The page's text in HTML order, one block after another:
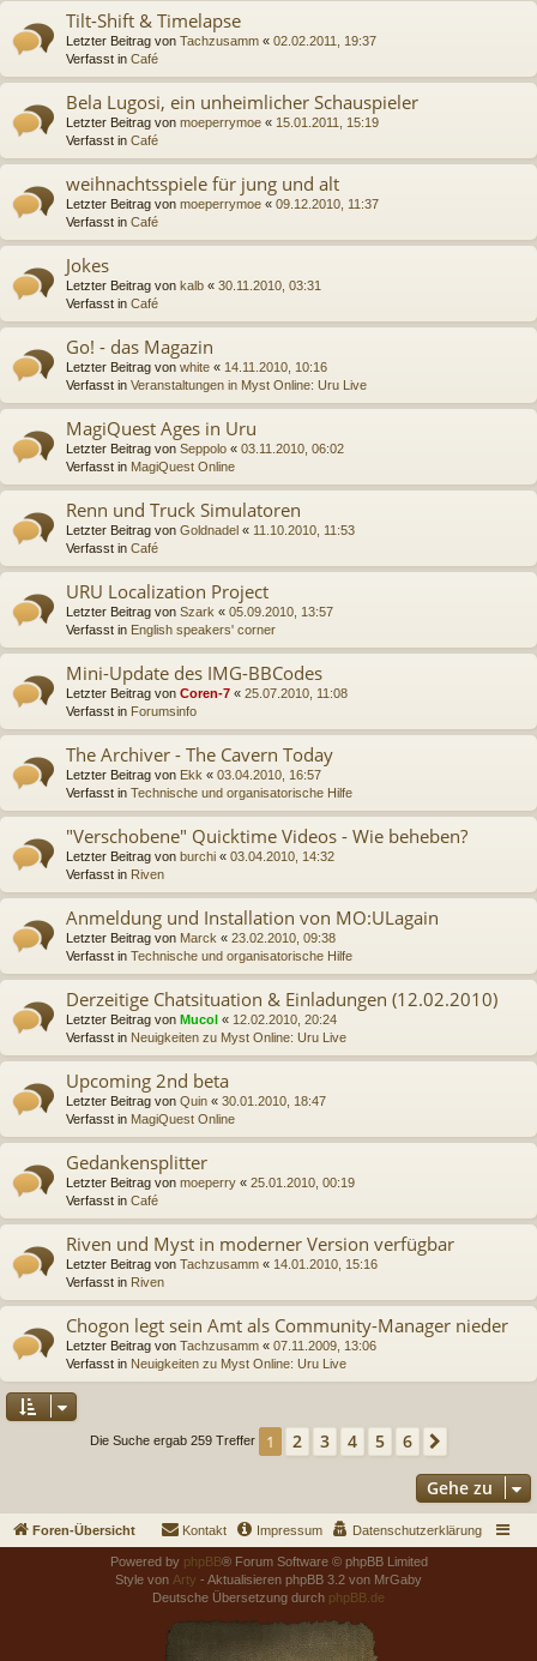
Tilt-Shift & Timelapse
Letzter Beitrag von Tachzusamm « 02.02.2011, 19:37
Verfasst in Café
Bela Lugosi, ein unheimlicher Schauspieler
Letzter Beitrag von moeperrymoe « 15.01.2011, 15:19
Verfasst in Café
weihnachtsspiele für jung und alt
Letzter Beitrag von moeperrymoe « 09.12.2010, 11:37
Verfasst in Café
Jokes
Letzter Beitrag von kalb « 30.11.2010, 03:31
Verfasst in Café
Go! - das Magazin
Letzter Beitrag von white « 14.11.2010, 10:16
Verfasst in Veranstaltungen in Myst Online: Uru Live
MagiQuest Ages in Uru
Letzter Beitrag von Seppolo « 03.11.2010, 06:02
Verfasst in MagiQuest Online
Renn und Truck Simulatoren
Letzter Beitrag von Goldnadel « 11.10.2010, 11:53
Verfasst in Café
URU Localization Project
Letzter Beitrag von Szark « 05.09.2010, 13:57
Verfasst in English speakers' corner
Mini-Update des IMG-BBCodes
Letzter Beitrag von Coren-7 « 25.07.2010, 11:08
Verfasst in Forumsinfo
The Archiver - The Cavern Today
Letzter Beitrag von Ekk « 03.04.2010, 16:57
Verfasst in Technische und organisatorische Hilfe
"Verschobene" Quicktime Videos - Wie beheben?
Letzter Beitrag von burchi « 03.04.2010, 14:32
Verfasst in Riven
Anmeldung und Installation von MO:ULagain
Letzter Beitrag von Marck « 23.02.2010, 09:38
Verfasst in Technische und organisatorische Hilfe
Derzeitige Chatsituation & Einladungen (12.02.2010)
Letzter Beitrag von Mucol « 12.02.2010, 20:24
Verfasst in Neuigkeiten zu Myst Online: Uru Live
Upcoming 2nd beta
Letzter Beitrag von Quin « 30.01.2010, 18:47
Verfasst in MagiQuest Online
Gedankensplitter
Letzter Beitrag von moeperry « 25.01.2010, 00:19
Verfasst in Café
Riven und Myst in moderner Version verfügbar
Letzter Beitrag von Tachzusamm « 14.01.2010, 15:16
Verfasst in Riven
Chogon legt sein Amt als Community-Manager nieder
Letzter Beitrag von Tachzusamm « 07.11.2009, 13:06
Verfasst in Neuigkeiten zu Myst Online: Uru Live
Die Suche ergab 259 Treffer 1 2 3 4 5 6
Gehe zu
Foren-Übersicht Datenschutzerklärung
Impressum
Kontakt
Powered by phpBB® Forum Software © phpBB Limited
Style von Arty - Aktualisieren phpBB 3.2 von MrGaby
Deutsche Übersetzung durch phpBB.de